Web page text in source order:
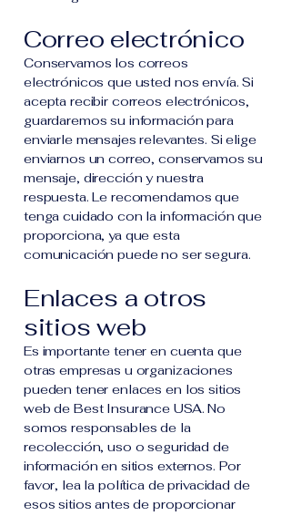
Correo electrónico
Conservamos los correos
electrónicos que usted nos envía. Si
acepta recibir correos electrónicos,
guardaremos su información para
enviarle mensajes relevantes. Si elige
enviarnos un correo, conservamos su
mensaje, dirección y nuestra
respuesta. Le recomendamos que
tenga cuidado con la información que
proporciona, ya que esta
comunicación puede no ser segura.
Enlaces a otros
sitios web
Es importante tener en cuenta que
otras empresas u organizaciones
pueden tener enlaces en los sitios
web de Best Insurance USA. No
somos responsables de la
recolección, uso o seguridad de
información en sitios externos. Por
favor, lea la política de privacidad de
esos sitios antes de proporcionar